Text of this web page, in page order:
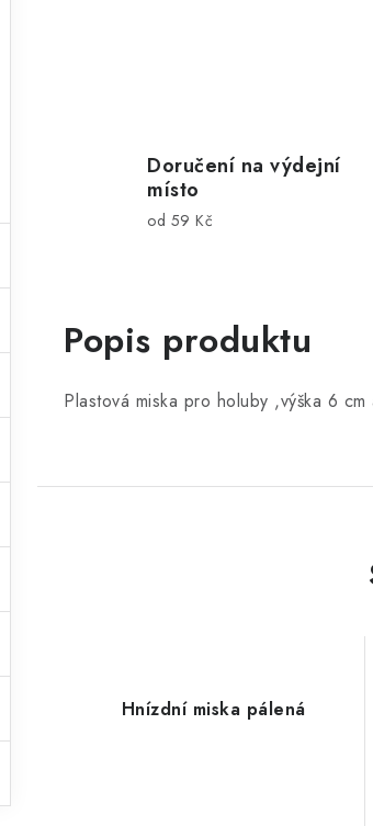
Doručení na výdejní
místo
od 59 Kč
Popis produktu
Plastová miska pro holuby ,výška 6
Hnízdní miska pálená